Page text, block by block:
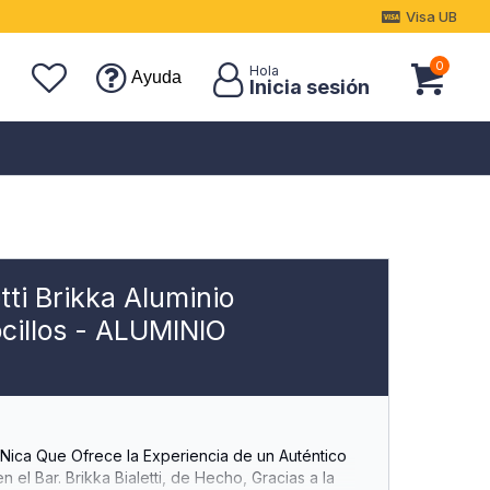
Ayuda
0
Visa UB
Brikka Aluminio
- ALUMINIO
Que Ofrece la Experiencia de un Auténtico
el Bar. Brikka Bialetti, de Hecho, Gracias a la